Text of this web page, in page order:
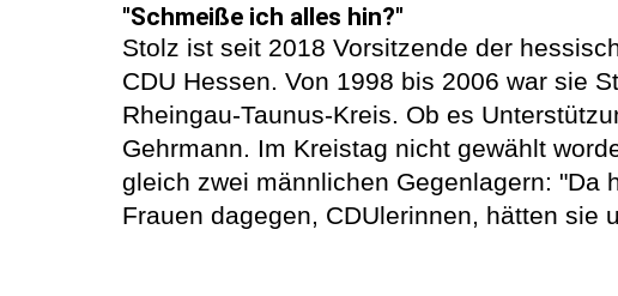
"Schmeiße ich alles hin?"
Stolz ist seit 2018 Vorsitzende der
CDU Hessen. Von 1998 bis 2006 war sie
Rheingau-Taunus-Kreis. Ob es
Gehrmann. Im Kreistag nicht gewählt
gleich zwei männlichen Gegenlagern: "Da
Frauen dagegen, CDUlerinnen, hätten sie